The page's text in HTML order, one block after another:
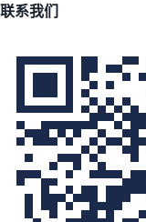
联系我们